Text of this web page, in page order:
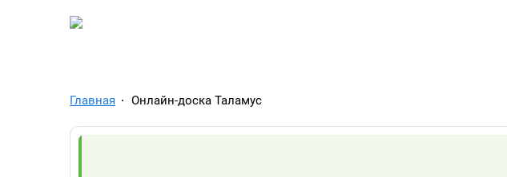
TelegramAds.com — Telegram Ads Spy
Главная Онлайн-доска Таламус